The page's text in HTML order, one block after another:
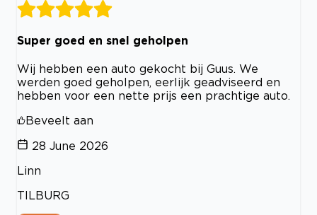
Super goed en snel geholpen
Wij hebben een auto gekocht bij Guus. We
werden goed geholpen, eerlijk geadviseerd en
hebben voor een nette prijs een prachtige auto.
Beveelt aan
28 June 2026
Linn
TILBURG